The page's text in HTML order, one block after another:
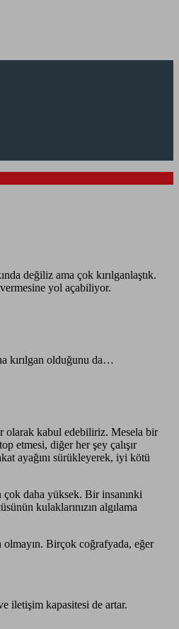
değiliz ama çok kırılganlaştık.
yol açabiliyor.
kırılgan olduğunu da…
olarak kabul edebiliriz. Mesela bir
etmesi, diğer her şey çalışır
ayağını sürükleyerek, iyi kötü
daha yüksek. Bir insanınki
kulaklarınızın algılama
Birçok coğrafyada, eğer
iletişim kapasitesi de artar.